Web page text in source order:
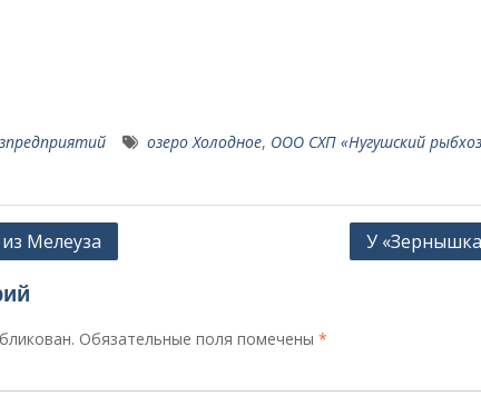
озеро Холодное, ООО СХП «Нугушский
Мелеуза У
Обязательные поля помечены *